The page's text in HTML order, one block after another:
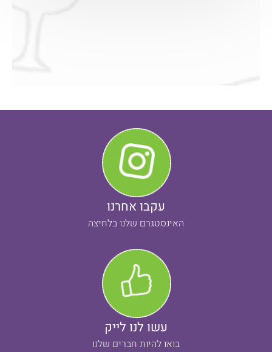
עקבו אחרנו
האינסטגרם שלנו בלחיצה
עשו לנו לייק
בואו להיות חברים שלנו